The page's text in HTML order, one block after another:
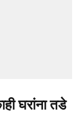
घरांना तडे